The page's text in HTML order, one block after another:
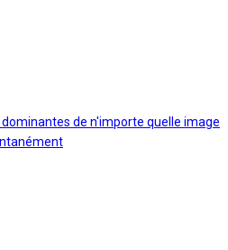
de n'importe quelle image